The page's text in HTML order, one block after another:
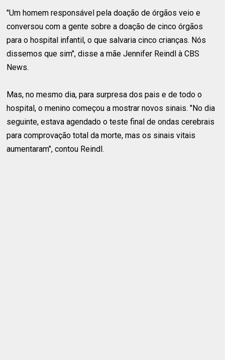
"Um homem responsável pela doação de órgãos veio e
conversou com a gente sobre a doação de cinco órgãos
para o hospital infantil, o que salvaria cinco crianças. Nós
dissemos que sim", disse a mãe Jennifer Reindl à CBS
News.
Mas, no mesmo dia, para surpresa dos pais e de todo o
hospital, o menino começou a mostrar novos sinais. "No dia
seguinte, estava agendado o teste final de ondas cerebrais
para comprovação total da morte, mas os sinais vitais
aumentaram", contou Reindl.